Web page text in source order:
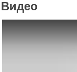
Видео